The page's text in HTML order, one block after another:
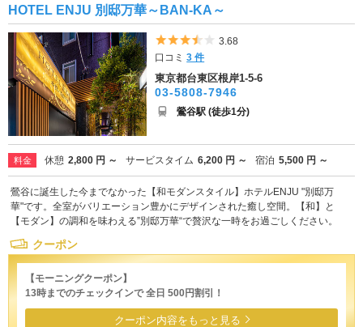
HOTEL ENJU 別邸万華～BAN-KA～
5つ星のうち3.5
3.68
口コミ3 件
東京都台東区根岸1-5-6
03-5808-7946
鶯谷駅 (徒歩1分)
料金 休憩 2,800 円 ～ サービスタイム 6,200 円 ～ 宿泊 5,500 円 ～
鶯谷に誕生した今までなかった【和モダンスタイル】ホテルENJU "別邸万
華"です。全室がバリエーション豊かにデザインされた癒し空間。【和】と
【モダン】の調和を味わえる”別邸万華“で贅沢な一時をお過ごしください。
クーポン
【モーニングクーポン】
13時までのチェックインで 全日 500円割引！
クーポン内容をもっと見る